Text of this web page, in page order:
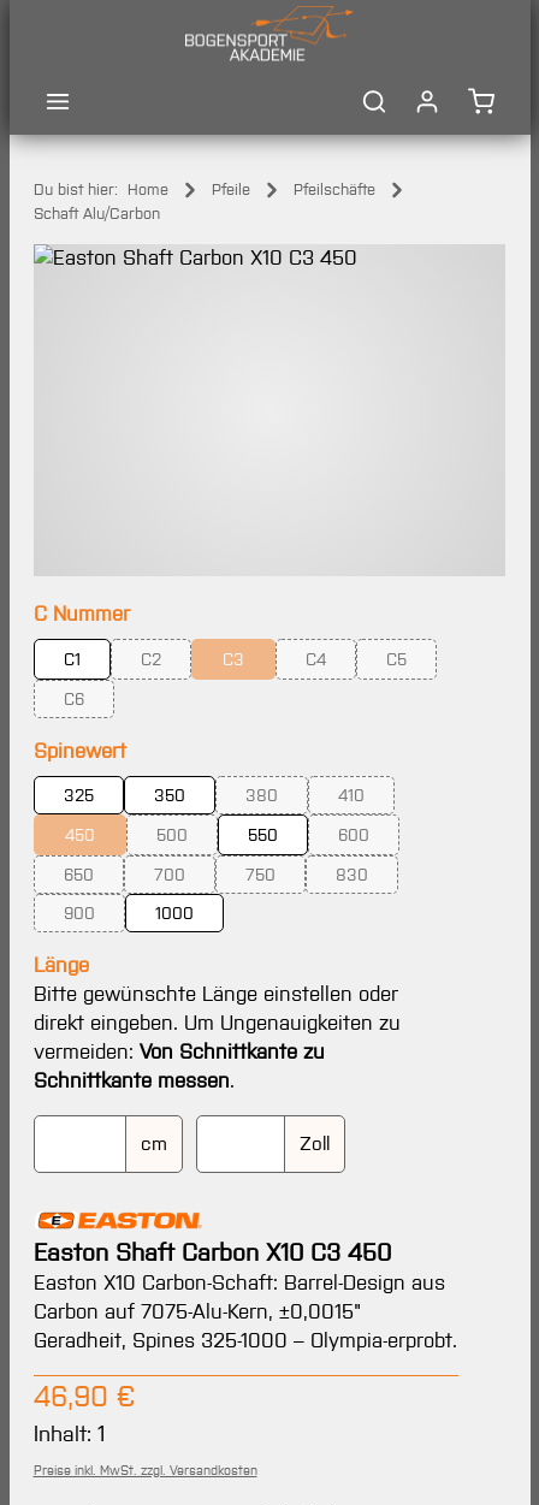
Du bist hier: Home Pfeile
Pfeilschäfte
Schaft Alu/Carbon
Bildergalerie überspringen
C Nummerauswählen
C1 C2
(Diese Option ist zurzeit nicht verfügbar.)
C3
(Diese Option ist zurzeit nicht verfügbar.)
C4
(Diese Option ist zurzeit nicht
C5
(Diese Option ist
C6
(Diese Option ist zurzeit nicht verfügbar.)
Spinewertauswählen
325 350 380
(Diese Option ist zurzeit nicht
410
(Diese Option ist zurzeit
450
(Diese Option ist zurzeit nicht verfügbar.)
500
(Diese Option ist zurzeit nicht verfügbar.)
550 600
(Diese Option ist zurzeit
650
(Diese Option ist zurzeit nicht verfügbar.)
700
(Diese Option ist zurzeit nicht verfügbar.)
750
(Diese Option ist zurzeit nicht
830
(Diese Option ist zurzeit
900
(Diese Option ist zurzeit nicht verfügbar.)
1000
Länge
Bitte gewünschte Länge einstellen oder
direkt eingeben. Um Ungenauigkeiten zu
vermeiden: Von Schnittkante zu
Schnittkante messen.
cm Zoll
Easton Shaft Carbon X10 C3 450
Easton X10 Carbon-Schaft: Barrel-Design aus
Carbon auf 7075-Alu-Kern, ±0,0015"
Geradheit, Spines 325-1000 – Olympia-erprobt.
Regulärer Preis:
46,90 €
Inhalt: 1
Preise inkl. MwSt. zzgl. Versandkosten